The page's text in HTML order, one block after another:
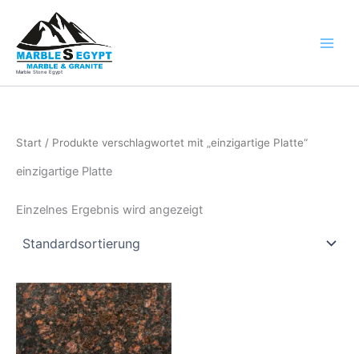
Inhalt
springen
Marble Stone Egypt
Start / Produkte verschlagwortet mit „einzigartige Platte“
einzigartige Platte
Einzelnes Ergebnis wird angezeigt